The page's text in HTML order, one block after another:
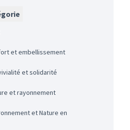
et embellissement
et solidarité
et rayonnement